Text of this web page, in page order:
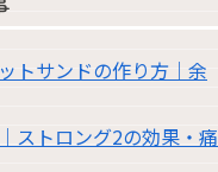
トサンドの作り方｜余
ストロング2の効果・痛